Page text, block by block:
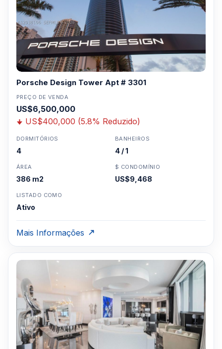
Porsche Design Tower Apt # 3301
PREÇO DE VENDA
US$6,500,000
US$400,000 (5.8% Reduzido)
DORMITÓRIOS
4
BANHEIROS
4 / 1
ÁREA
386 m2
$ CONDOMÍNIO
US$9,468
LISTADO COMO
Ativo
Mais Informações